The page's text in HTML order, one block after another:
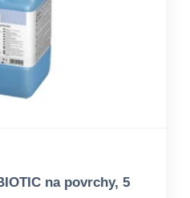
na povrchy, 5